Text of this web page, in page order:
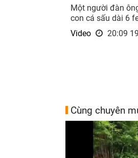
Một người đàn
con cá sấu dài 6
Video
20:09
Cùng chuyên